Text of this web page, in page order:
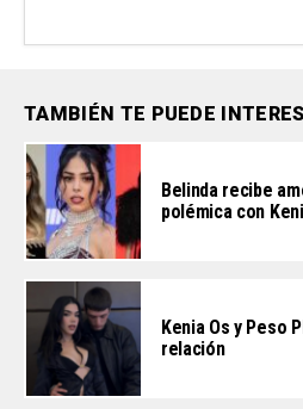
TAMBIÉN TE PUEDE
Belinda recibe
polémica con
Kenia Os y Peso
relación